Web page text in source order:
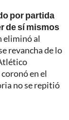
por partida
de sí mismos
eliminó al
revancha de lo
en el
no se repitió